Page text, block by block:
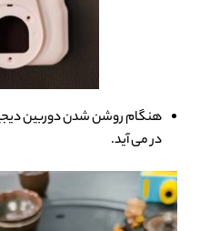
هنگام روشن شدن دوربین
در می آید.